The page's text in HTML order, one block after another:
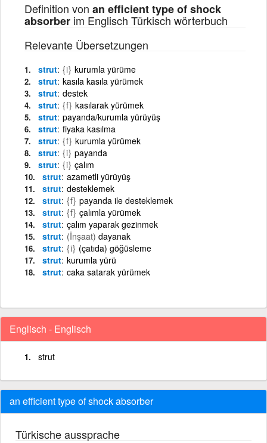
Definition von an efficient type of shock
absorber im Englisch Türkisch wörterbuch
Relevante Übersetzungen
strut {i} kurumla yürüme
strut kasıla kasıla yürümek
strut destek
strut {f} kasılarak yürümek
strut payanda/kurumla yürüyüş
strut fiyaka kasılma
strut {f} kurumla yürümek
strut {i} payanda
strut {i} çalım
strut azametli yürüyüş
strut desteklemek
strut {f} payanda ile desteklemek
strut {f} çalımla yürümek
strut çalım yaparak gezinmek
strut (İnşaat) dayanak
strut {i} (çatıda) göğüsleme
strut kurumla yürü
strut caka satarak yürümek
Englisch - Englisch
strut
an efficient type of shock absorber
Türkische aussprache